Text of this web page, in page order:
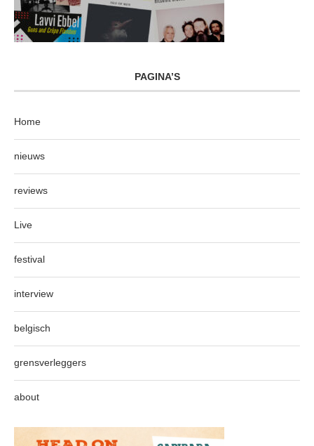
PAGINA’S
Home
nieuws
reviews
Live
festival
interview
belgisch
grensverleggers
about